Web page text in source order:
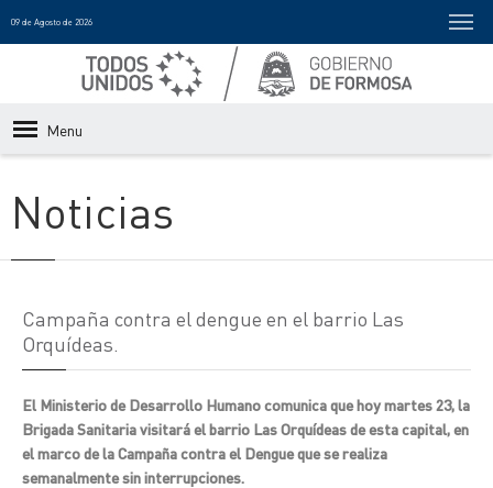
09 de Agosto de 2026
Menu
Noticias
Campaña contra el dengue en el barrio Las
Orquídeas.
El Ministerio de Desarrollo Humano comunica que hoy martes 23, la
Brigada Sanitaria visitará el barrio Las Orquídeas de esta capital, en
el marco de la Campaña contra el Dengue que se realiza
semanalmente sin interrupciones.